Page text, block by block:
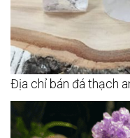
Địa chỉ bán đá thạch